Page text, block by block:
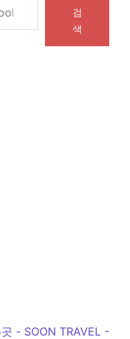
검
색
- SOON TRAVEL -